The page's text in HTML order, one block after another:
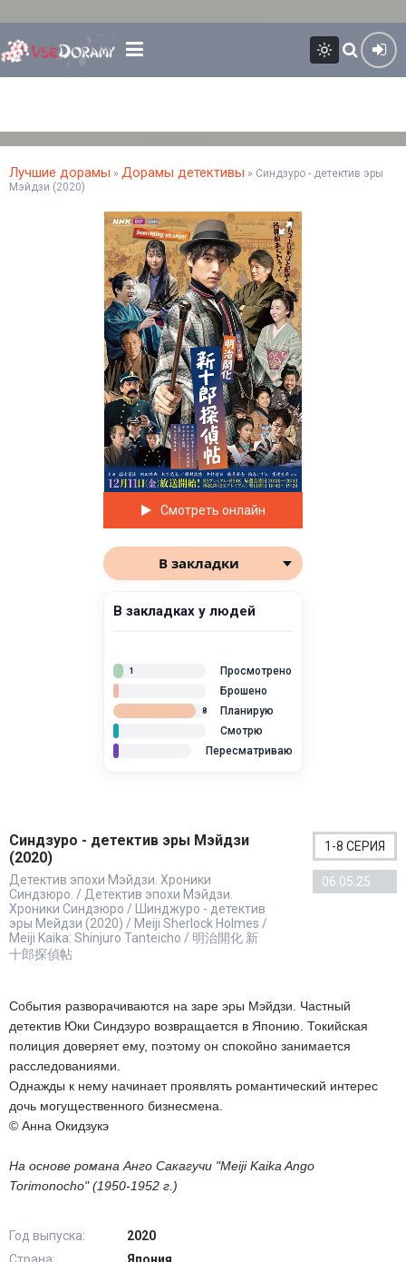
Лучшие дорамы » Дорамы детективы » Синдзуро - детектив эры
Мэйдзи (2020)
Смотреть онлайн
В закладки
В закладках у людей
Просмотрено
1
Брошено
Планирую
8
Смотрю
Пересматриваю
Синдзуро - детектив эры Мэйдзи
(2020)
Детектив эпохи Мэйдзи. Хроники
Синдзюро. / Детектив эпохи Мэйдзи.
Хроники Синдзюро / Шинджуро - детектив
эры Мейдзи (2020) / Meiji Sherlock Holmes /
Meiji Kaika: Shinjuro Tanteicho / 明治開化 新
十郎探偵帖
1-8 СЕРИЯ
06.05.25
События разворачиваются на заре эры Мэйдзи. Частный
детектив Юки Синдзуро возвращается в Японию. Токийская
полиция доверяет ему, поэтому он спокойно занимается
расследованиями.
Однажды к нему начинает проявлять романтический интерес
дочь могущественного бизнесмена.
© Анна Окидзукэ
На основе романа Анго Сакагучи "Meiji Kaika Ango
Torimonocho" (1950-1952 г.)
Год выпуска:
2020